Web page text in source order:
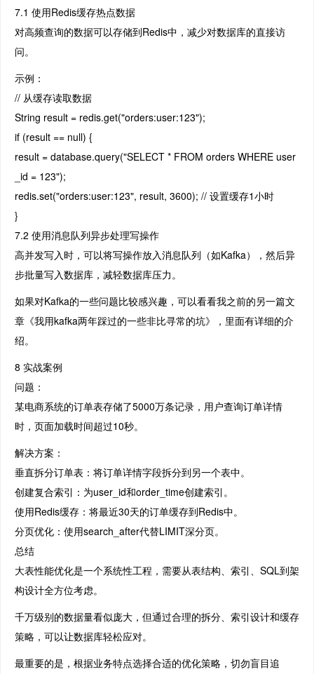
7.1 使用Redis缓存热点数据
对高频查询的数据可以存储到Redis中，减少对数据库的直接访
问。
示例：
// 从缓存读取数据
String result = redis.get("orders:user:123");
if (result == null) {
result = database.query("SELECT * FROM orders WHERE user
_id = 123");
redis.set("orders:user:123", result, 3600); // 设置缓存1小时
}
7.2 使用消息队列异步处理写操作
高并发写入时，可以将写操作放入消息队列（如Kafka），然后异
步批量写入数据库，减轻数据库压力。
如果对Kafka的一些问题比较感兴趣，可以看看我之前的另一篇文
章《我用kafka两年踩过的一些非比寻常的坑》，里面有详细的介
绍。
8 实战案例
问题：
某电商系统的订单表存储了5000万条记录，用户查询订单详情
时，页面加载时间超过10秒。
解决方案：
垂直拆分订单表：将订单详情字段拆分到另一个表中。
创建复合索引：为user_id和order_time创建索引。
使用Redis缓存：将最近30天的订单缓存到Redis中。
分页优化：使用search_after代替LIMIT深分页。
总结
大表性能优化是一个系统性工程，需要从表结构、索引、SQL到架
构设计全方位考虑。
千万级别的数据量看似庞大，但通过合理的拆分、索引设计和缓存
策略，可以让数据库轻松应对。
最重要的是，根据业务特点选择合适的优化策略，切勿盲目追